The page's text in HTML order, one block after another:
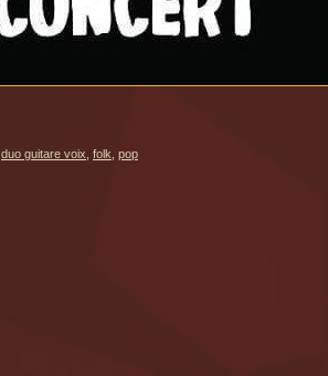
duo guitare voix folk pop